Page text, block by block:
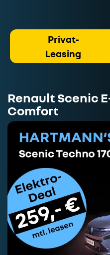
Privat-
Leasing
Renault Scenic
Comfort